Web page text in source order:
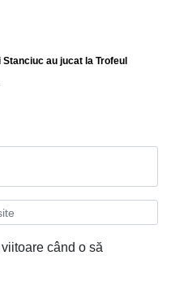
au jucat la Trofeul
când o să